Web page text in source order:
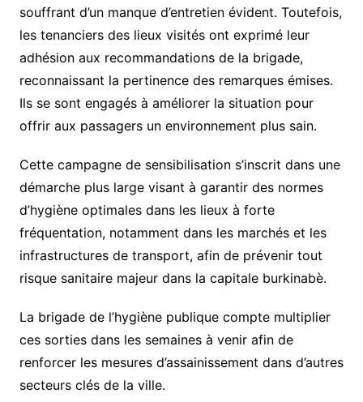
souffrant d’un manque d’entretien évident. Toutefois,
les tenanciers des lieux visités ont exprimé leur
adhésion aux recommandations de la brigade,
reconnaissant la pertinence des remarques émises.
Ils se sont engagés à améliorer la situation pour
offrir aux passagers un environnement plus sain.
Cette campagne de sensibilisation s’inscrit dans une
démarche plus large visant à garantir des normes
d’hygiène optimales dans les lieux à forte
fréquentation, notamment dans les marchés et les
infrastructures de transport, afin de prévenir tout
risque sanitaire majeur dans la capitale burkinabè.
La brigade de l’hygiène publique compte multiplier
ces sorties dans les semaines à venir afin de
renforcer les mesures d’assainissement dans d’autres
secteurs clés de la ville.